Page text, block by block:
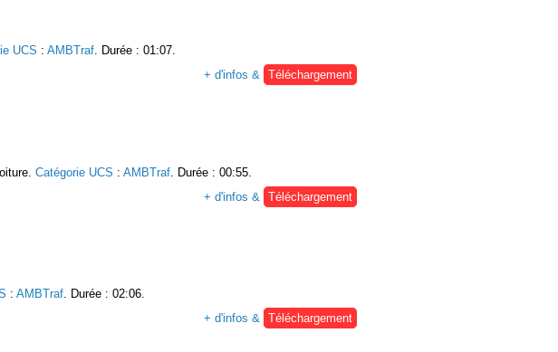
UCS : AMBTraf . Durée : 01:07.
+ d'infos &
Téléchargement
Catégorie UCS : AMBTraf . Durée : 00:55.
+ d'infos &
Téléchargement
: AMBTraf. Durée : 02:06.
+ d'infos & Téléchargement